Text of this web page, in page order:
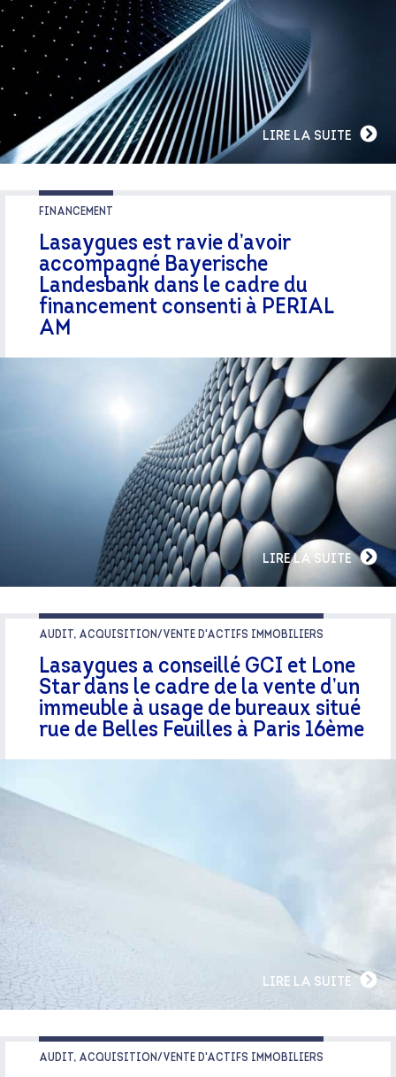
LIRE LA SUITE
FINANCEMENT
Lasaygues est ravie d’avoir
accompagné Bayerische
Landesbank dans le cadre du
financement consenti à PERIAL
AM
LIRE LA SUITE
AUDIT, ACQUISITION/VENTE D'ACTIFS IMMOBILIERS
Lasaygues a conseillé GCI et Lone
Star dans le cadre de la vente d’un
immeuble à usage de bureaux situé
rue de Belles Feuilles à Paris 16ème
LIRE LA SUITE
AUDIT, ACQUISITION/VENTE D'ACTIFS IMMOBILIERS